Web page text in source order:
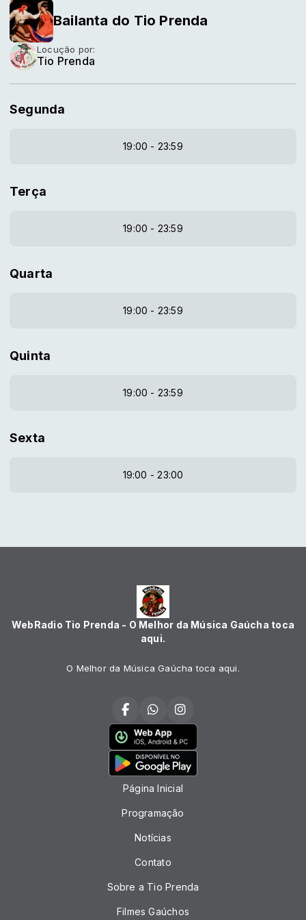
Bailanta do Tio Prenda
Locução por:
Tio Prenda
Segunda
19:00 - 23:59
Terça
19:00 - 23:59
Quarta
19:00 - 23:59
Quinta
19:00 - 23:59
Sexta
19:00 - 23:00
WebRadio Tio Prenda - O Melhor da Música Gaúcha toca
aqui.
O Melhor da Música Gaúcha toca aqui.
Página Inicial
Programação
Notícias
Contato
Sobre a Tio Prenda
Filmes Gaúchos